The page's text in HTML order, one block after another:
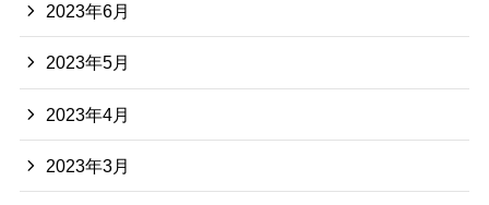
2023年6月
2023年5月
2023年4月
2023年3月